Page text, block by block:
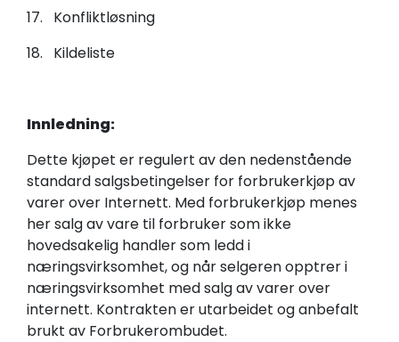
17. Konfliktløsning
18. Kildeliste
Innledning:
Dette kjøpet er regulert av den nedenstående
standard salgsbetingelser for forbrukerkjøp av
varer over Internett. Med forbrukerkjøp menes
her salg av vare til forbruker som ikke
hovedsakelig handler som ledd i
næringsvirksomhet, og når selgeren opptrer i
næringsvirksomhet med salg av varer over
internett. Kontrakten er utarbeidet og anbefalt
brukt av Forbrukerombudet.